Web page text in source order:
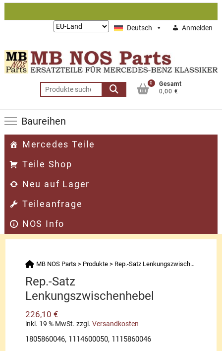
Zum
Deutsch Anmelden
Lieferung
Suchen
nach:
0
Gesamt
0,00 €
Baureihen
Mercedes Teile
Teile Shop
Neu auf Lager
Teileanfrage
NOS Info
MB NOS Parts > Produkte > Rep.-Satz Lenkungszwischenhebel
Rep.-Satz
Lenkungszwischenhebel
226,10€
inkl. 19 % MwSt. zzgl.Versandkosten
1805860046, 1114600050, 1115860046